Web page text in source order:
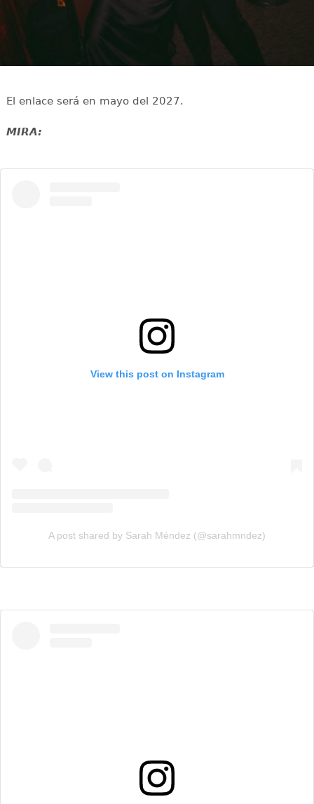
El enlace será en mayo del 2027.
MIRA:
View this post on Instagram
A post shared by Sarah Méndez (@sarahmndez)